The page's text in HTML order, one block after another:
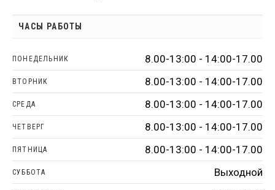
ЧАСЫ РАБОТЫ
ПОНЕДЕЛЬНИК 8.00-13:00 - 14:00-17.00
ВТОРНИК 8.00-13:00 - 14:00-17.00
СРЕДА 8.00-13:00 - 14:00-17.00
ЧЕТВЕРГ 8.00-13:00 - 14:00-17.00
ПЯТНИЦА 8.00-13:00 - 14:00-17.00
СУББОТА Выходной